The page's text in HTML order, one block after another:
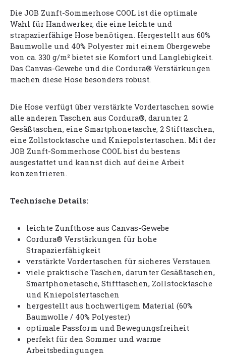
Die JOB Zunft-Sommerhose COOL ist die optimale
Wahl für Handwerker, die eine leichte und
strapazierfähige Hose benötigen. Hergestellt aus 60%
Baumwolle und 40% Polyester mit einem Obergewebe
von ca. 330 g/m² bietet sie Komfort und Langlebigkeit.
Das Canvas-Gewebe und die Cordura® Verstärkungen
machen diese Hose besonders robust.
Die Hose verfügt über verstärkte Vordertaschen sowie
alle anderen Taschen aus Cordura®, darunter 2
Gesäßtaschen, eine Smartphonetasche, 2 Stifttaschen,
eine Zollstocktasche und Kniepolstertaschen. Mit der
JOB Zunft-Sommerhose COOL bist du bestens
ausgestattet und kannst dich auf deine Arbeit
konzentrieren.
Technische Details:
leichte Zunfthose aus Canvas-Gewebe
Cordura® Verstärkungen für hohe
Strapazierfähigkeit
verstärkte Vordertaschen für sicheres Verstauen
viele praktische Taschen, darunter Gesäßtaschen,
Smartphonetasche, Stifttaschen, Zollstocktasche
und Kniepolstertaschen
hergestellt aus hochwertigem Material (60%
Baumwolle / 40% Polyester)
optimale Passform und Bewegungsfreiheit
perfekt für den Sommer und warme
Arbeitsbedingungen